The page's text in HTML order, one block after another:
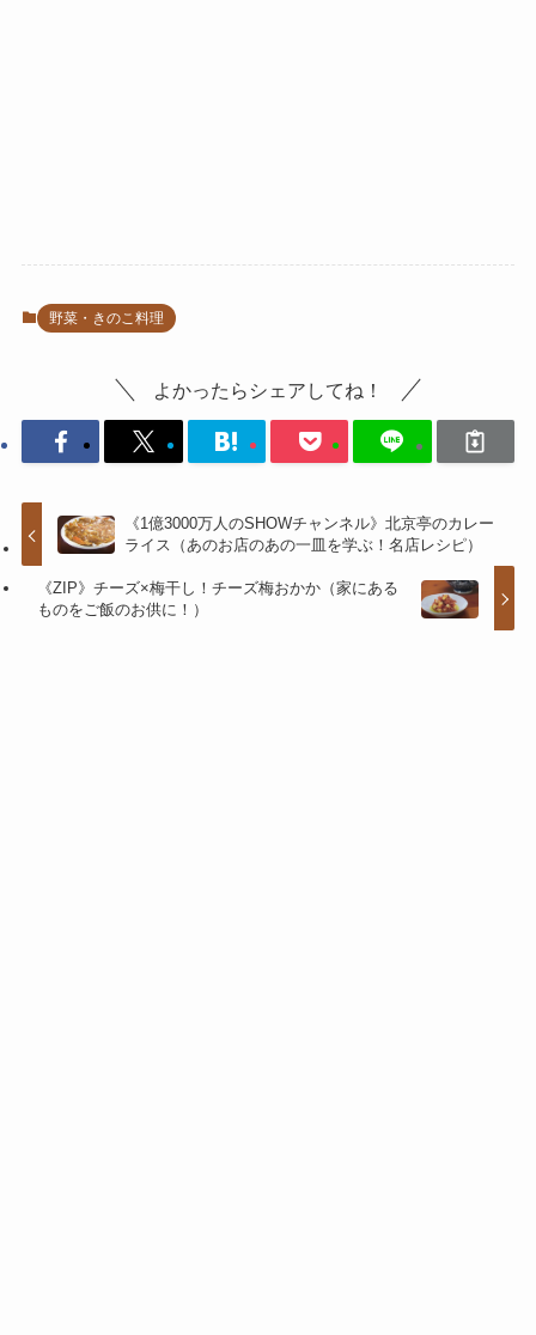
野菜・きのこ料理
よかったらシェアしてね！
《1億3000万人のSHOWチャンネル》北京亭のカレー
ライス（あのお店のあの一皿を学ぶ！名店レシピ）
《ZIP》チーズ×梅干し！チーズ梅おかか（家にある
ものをご飯のお供に！）